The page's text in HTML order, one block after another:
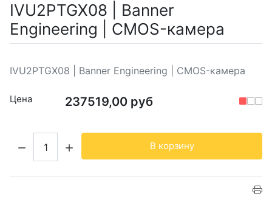
IVU2PTGX08 | Banner
Engineering | CMOS-камера
IVU2PTGX08 | Banner Engineering | CMOS-камера
Цена 237519,00 руб
В корзину